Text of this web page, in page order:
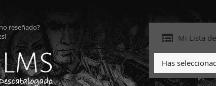
reseñado?
Mi Lista
Has